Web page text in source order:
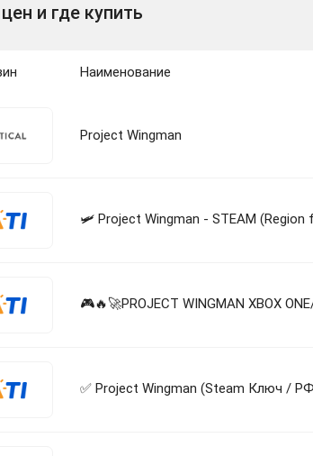
и где купить
Наименование
Project Wingman
🛩 Project Wingman - STEAM (Region
🎮🔥🚀PROJECT WINGMAN XBOX
✅ Project Wingman (Steam Ключ /